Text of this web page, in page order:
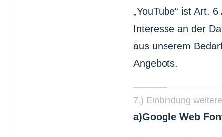
„YouTube“ ist Art.
Interesse an der
aus unserem
Angebots.
7.) Einbindung
a)Google Web